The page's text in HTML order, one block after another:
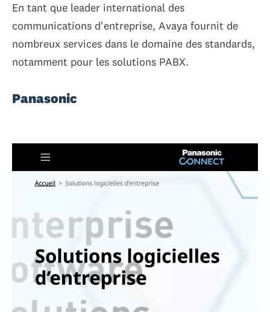
En tant que leader international des
communications d'entreprise, Avaya fournit de
nombreux services dans le domaine des standards,
notamment pour les solutions PABX.
Panasonic